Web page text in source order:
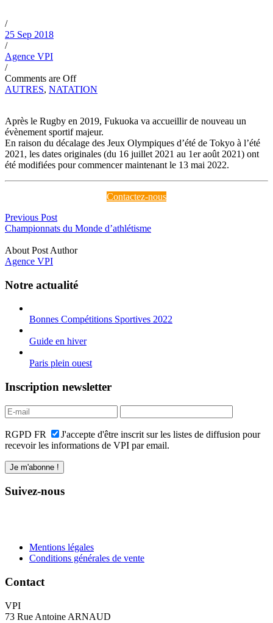
/
25 Sep 2018
/
Agence VPI
/
Comments are Off
AUTRES, NATATION
Après le Rugby en 2019, Fukuoka va accueillir de nouveau un
évènement sportif majeur.
En raison du décalage des Jeux Olympiques d’été de Tokyo à l’été
2021, les dates originales (du 16 juillet 2021 au 1er août 2021) ont
été modifiées pour commencer maintenant le 13 mai 2022.
Contactez-nous
Previous Post
Championnats du Monde d’athlétisme
About Post Author
Agence VPI
Notre actualité
Bonnes Compétitions Sportives 2022
Guide en hiver
Paris plein ouest
Inscription newsletter
RGPD FR
J'accepte d'être inscrit sur les listes de diffusion pour
recevoir les informations de VPI par email.
Suivez-nous
Mentions légales
Conditions générales de vente
Contact
VPI
73 Rue Antoine ARNAUD